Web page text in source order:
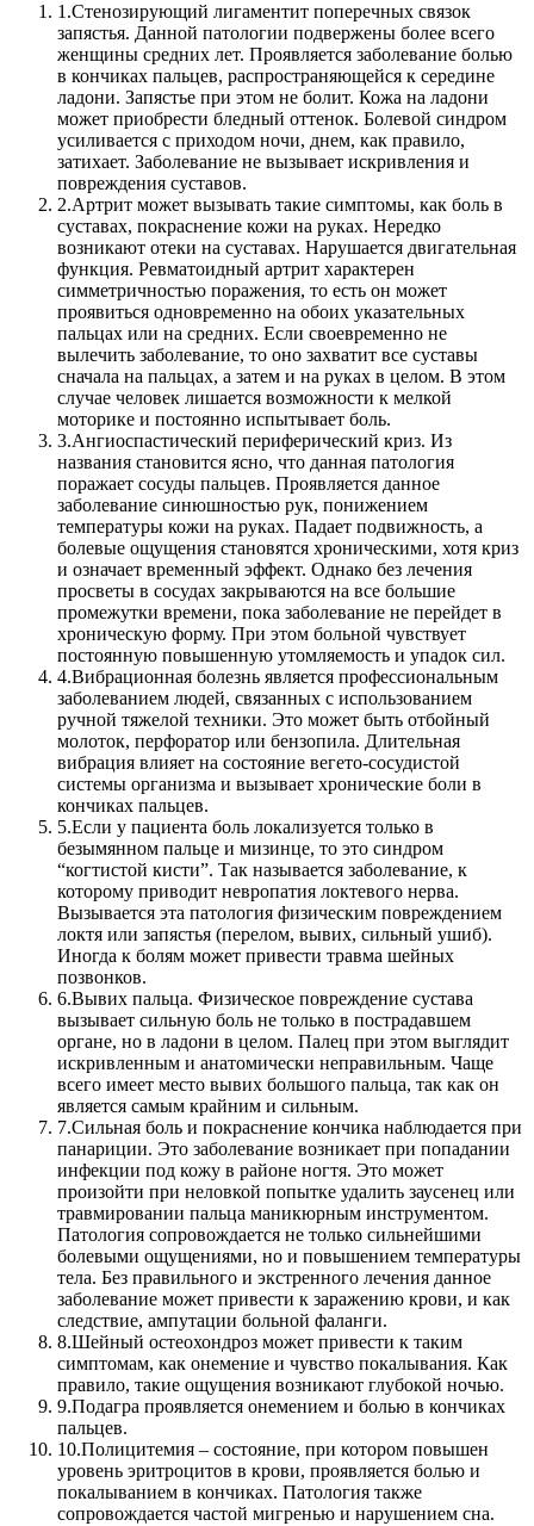
1.Стенозирующий лигаментит поперечных связок
запястья. Данной патологии подвержены более всего
женщины средних лет. Проявляется заболевание болью
в кончиках пальцев, распространяющейся к середине
ладони. Запястье при этом не болит. Кожа на ладони
может приобрести бледный оттенок. Болевой синдром
усиливается с приходом ночи, днем, как правило,
затихает. Заболевание не вызывает искривления и
повреждения суставов.
2.Артрит может вызывать такие симптомы, как боль в
суставах, покраснение кожи на руках. Нередко
возникают отеки на суставах. Нарушается двигательная
функция. Ревматоидный артрит характерен
симметричностью поражения, то есть он может
проявиться одновременно на обоих указательных
пальцах или на средних. Если своевременно не
вылечить заболевание, то оно захватит все суставы
сначала на пальцах, а затем и на руках в целом. В этом
случае человек лишается возможности к мелкой
моторике и постоянно испытывает боль.
3.Ангиоспастический периферический криз. Из
названия становится ясно, что данная патология
поражает сосуды пальцев. Проявляется данное
заболевание синюшностью рук, понижением
температуры кожи на руках. Падает подвижность, а
болевые ощущения становятся хроническими, хотя криз
и означает временный эффект. Однако без лечения
просветы в сосудах закрываются на все большие
промежутки времени, пока заболевание не перейдет в
хроническую форму. При этом больной чувствует
постоянную повышенную утомляемость и упадок сил.
4.Вибрационная болезнь является профессиональным
заболеванием людей, связанных с использованием
ручной тяжелой техники. Это может быть отбойный
молоток, перфоратор или бензопила. Длительная
вибрация влияет на состояние вегето-сосудистой
системы организма и вызывает хронические боли в
кончиках пальцев.
5.Если у пациента боль локализуется только в
безымянном пальце и мизинце, то это синдром
“когтистой кисти”. Так называется заболевание, к
которому приводит невропатия локтевого нерва.
Вызывается эта патология физическим повреждением
локтя или запястья (перелом, вывих, сильный ушиб).
Иногда к болям может привести травма шейных
позвонков.
6.Вывих пальца. Физическое повреждение сустава
вызывает сильную боль не только в пострадавшем
органе, но в ладони в целом. Палец при этом выглядит
искривленным и анатомически неправильным. Чаще
всего имеет место вывих большого пальца, так как он
является самым крайним и сильным.
7.Сильная боль и покраснение кончика наблюдается при
панариции. Это заболевание возникает при попадании
инфекции под кожу в районе ногтя. Это может
произойти при неловкой попытке удалить заусенец или
травмировании пальца маникюрным инструментом.
Патология сопровождается не только сильнейшими
болевыми ощущениями, но и повышением температуры
тела. Без правильного и экстренного лечения данное
заболевание может привести к заражению крови, и как
следствие, ампутации больной фаланги.
8.Шейный остеохондроз может привести к таким
симптомам, как онемение и чувство покалывания. Как
правило, такие ощущения возникают глубокой ночью.
9.Подагра проявляется онемением и болью в кончиках
пальцев.
10.Полицитемия – состояние, при котором повышен
уровень эритроцитов в крови, проявляется болью и
покалыванием в кончиках. Патология также
сопровождается частой мигренью и нарушением сна.